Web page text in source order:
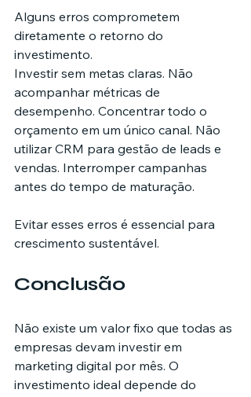
Alguns erros comprometem
diretamente o retorno do
investimento.
Investir sem metas claras. Não
acompanhar métricas de
desempenho. Concentrar todo o
orçamento em um único canal. Não
utilizar CRM para gestão de leads e
vendas. Interromper campanhas
antes do tempo de maturação.
Evitar esses erros é essencial para
crescimento sustentável.
Conclusão
Não existe um valor fixo que todas as
empresas devam investir em
marketing digital por mês. O
investimento ideal depende do